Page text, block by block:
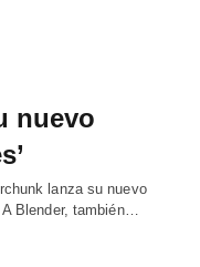
nuevo
lanza su nuevo
Blender, también…